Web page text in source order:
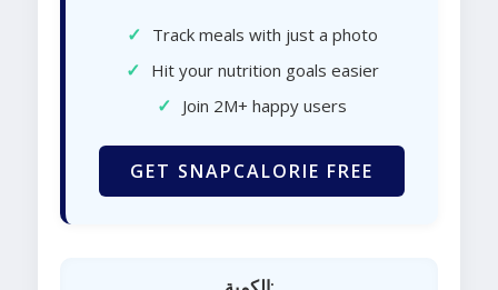
✓ Track meals with just a photo
✓ Hit your nutrition goals easier
✓ Join 2M+ happy users
GET SNAPCALORIE FREE